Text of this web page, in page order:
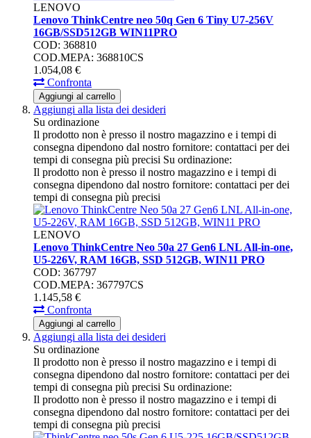
LENOVO
Lenovo ThinkCentre neo 50q Gen 6 Tiny U7-256V
16GB/SSD512GB WIN11PRO
COD: 368810
COD.MEPA: 368810CS
1.054,08 €
Confronta
Aggiungi al carrello
Aggiungi alla lista dei desideri
Su ordinazione
Il prodotto non è presso il nostro magazzino e i tempi di
consegna dipendono dal nostro fornitore: contattaci per dei
tempi di consegna più precisi Su ordinazione:
Il prodotto non è presso il nostro magazzino e i tempi di
consegna dipendono dal nostro fornitore: contattaci per dei
tempi di consegna più precisi
LENOVO
Lenovo ThinkCentre Neo 50a 27 Gen6 LNL All-in-one,
U5-226V, RAM 16GB, SSD 512GB, WIN11 PRO
COD: 367797
COD.MEPA: 367797CS
1.145,58 €
Confronta
Aggiungi al carrello
Aggiungi alla lista dei desideri
Su ordinazione
Il prodotto non è presso il nostro magazzino e i tempi di
consegna dipendono dal nostro fornitore: contattaci per dei
tempi di consegna più precisi Su ordinazione:
Il prodotto non è presso il nostro magazzino e i tempi di
consegna dipendono dal nostro fornitore: contattaci per dei
tempi di consegna più precisi